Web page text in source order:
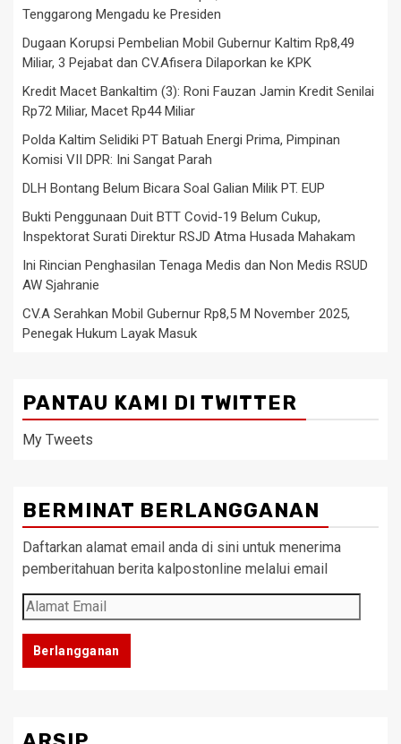
Tenggarong Mengadu ke Presiden
Dugaan Korupsi Pembelian Mobil Gubernur Kaltim Rp8,49
Miliar, 3 Pejabat dan CV.Afisera Dilaporkan ke KPK
Kredit Macet Bankaltim (3): Roni Fauzan Jamin Kredit Senilai
Rp72 Miliar, Macet Rp44 Miliar
Polda Kaltim Selidiki PT Batuah Energi Prima, Pimpinan
Komisi VII DPR: Ini Sangat Parah
DLH Bontang Belum Bicara Soal Galian Milik PT. EUP
Bukti Penggunaan Duit BTT Covid-19 Belum Cukup,
Inspektorat Surati Direktur RSJD Atma Husada Mahakam
Ini Rincian Penghasilan Tenaga Medis dan Non Medis RSUD
AW Sjahranie
CV.A Serahkan Mobil Gubernur Rp8,5 M November 2025,
Penegak Hukum Layak Masuk
PANTAU KAMI DI TWITTER
My Tweets
BERMINAT BERLANGGANAN
Daftarkan alamat email anda di sini untuk menerima
pemberitahuan berita kalpostonline melalui email
Alamat
Email
Berlangganan